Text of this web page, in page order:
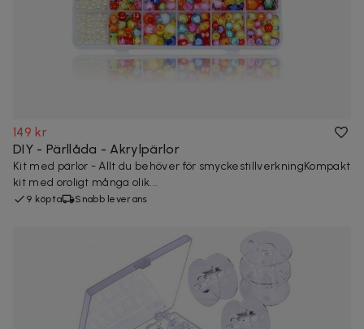
149 kr
DIY - Pärllåda - Akrylpärlor
Kit med pärlor - Allt du behöver för smyckestillverkningKompakt
kit med oroligt många olik...
9 köpta Snabb leverans